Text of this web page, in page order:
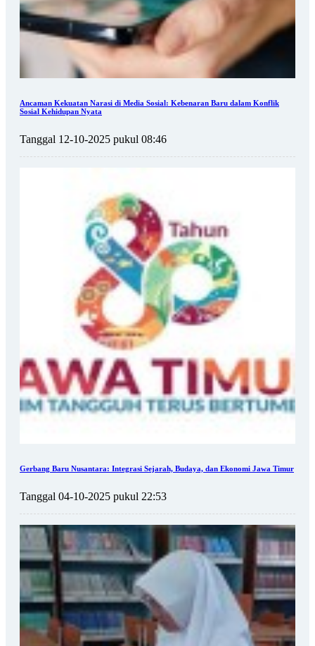
Ancaman Kekuatan Narasi di Media Sosial: Kebenaran Baru dalam Konflik
Sosial Kehidupan Nyata
Tanggal 12-10-2025 pukul 08:46
Gerbang Baru Nusantara: Integrasi Sejarah, Budaya, dan Ekonomi Jawa Timur
Tanggal 04-10-2025 pukul 22:53